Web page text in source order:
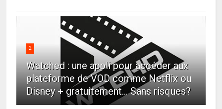
2
Watched : une appli pour accéder aux
plateforme de VOD comme Netflix ou
Disney + gratuitement... Sans risques?